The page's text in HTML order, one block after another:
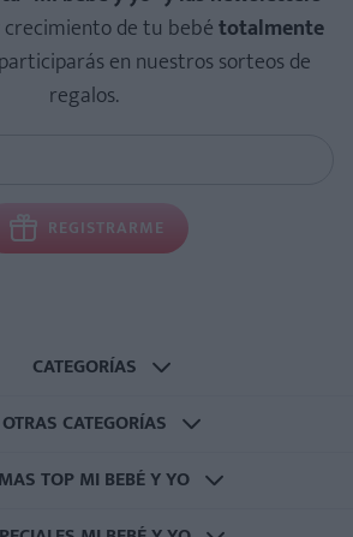
de tu bebétotalmente
en nuestros sorteos de
regalos.
REGISTRARME
CATEGORÍAS
OTRAS CATEGORÍAS
TOP MI BEBÉ Y YO